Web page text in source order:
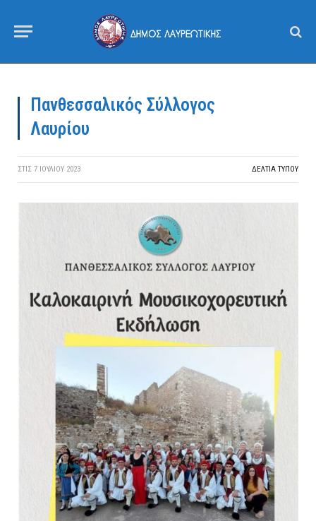
Πανθεσσαλικός Σύλλογος
Λαυρίου
ΣΤΙΣ 7 ΙΟΥΛΊΟΥ 2023 ΔΕΛΤΙΑ ΤΥΠΟΥ